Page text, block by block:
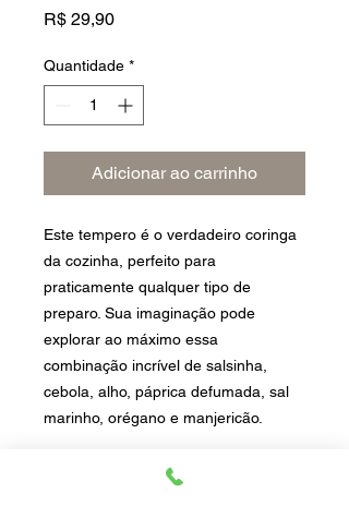
R$ 29,90Preço
Quantidade *
Adicionar ao carrinho
Este tempero é o verdadeiro coringa
da cozinha, perfeito para
praticamente qualquer tipo de
preparo. Sua imaginação pode
explorar ao máximo essa
combinação incrível de salsinha,
cebola, alho, páprica defumada, sal
marinho, orégano e manjericão.
Dicas de uso: Extremamente versátil,